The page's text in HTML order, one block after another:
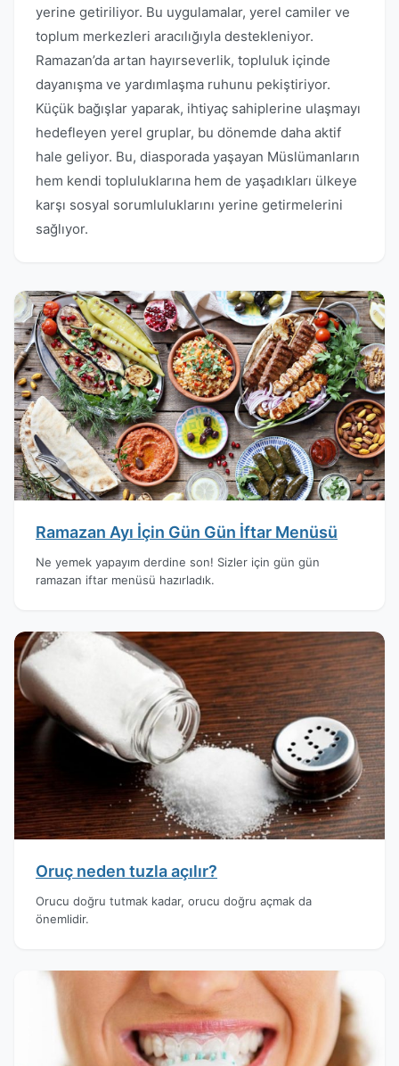
yerine getiriliyor. Bu uygulamalar, yerel camiler ve
toplum merkezleri aracılığıyla destekleniyor.
Ramazan’da artan hayırseverlik, topluluk içinde
dayanışma ve yardımlaşma ruhunu pekiştiriyor.
Küçük bağışlar yaparak, ihtiyaç sahiplerine ulaşmayı
hedefleyen yerel gruplar, bu dönemde daha aktif
hale geliyor. Bu, diasporada yaşayan Müslümanların
hem kendi topluluklarına hem de yaşadıkları ülkeye
karşı sosyal sorumluluklarını yerine getirmelerini
sağlıyor.
Ramazan Ayı İçin Gün Gün İftar Menüsü
Ne yemek yapayım derdine son! Sizler için gün gün
ramazan iftar menüsü hazırladık.
Oruç neden tuzla açılır?
Orucu doğru tutmak kadar, orucu doğru açmak da
önemlidir.